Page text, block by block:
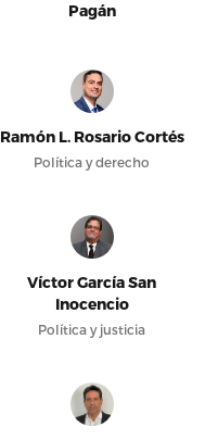
Pagán
Ramón L. Rosario Cortés
Política y derecho
Víctor García San
Inocencio
Política y justicia